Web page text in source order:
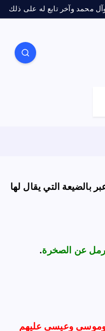
محمد وآخر تابع له على ذلك
بالضيعة التي يقال لها
عن الصخرة.
وموسى وعيسى عليهم